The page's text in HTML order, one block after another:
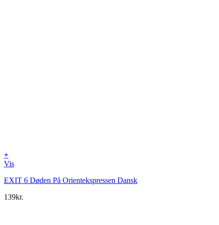
+
Vis
EXIT 6 Døden På Orientekspressen Dansk
139kr.